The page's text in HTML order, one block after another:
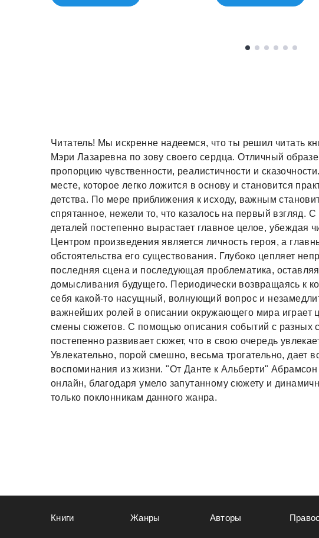
Читатель! Мы искренне надеемся, что ты решил читать
Мэри Лазаревна по зову своего сердца. Отличный
пропорцию чувственности, реалистичности и
месте, которое легко ложится в основу и становится
детства. По мере приближения к исходу, важным
спрятанное, нежели то, что казалось на первый
деталей постепенно вырастает главное целое, убеждая
Центром произведения является личность героя, а
обстоятельства его существования. Глубоко цепляет
последняя сцена и последующая проблематика,
домысливания будущего. Периодически возвращаясь к
себя какой-то насущный, волнующий вопрос и
важнейших ролей в описании окружающего мира играет
смены сюжетов. С помощью описания событий с разных
постепенно развивает сюжет, что в свою очередь
Увлекательно, порой смешно, весьма трогательно, дает
воспоминания из жизни. "От Данте к Альберти"
онлайн, благодаря умело запутанному сюжету и
только поклонникам данного жанра.
Книги Жанры Авторы